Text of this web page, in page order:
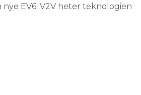
EV6. V2V heter teknologien